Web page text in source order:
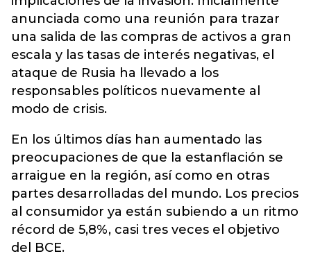
anunciada como una reunión para trazar
una salida de las compras de activos a gran
escala y las tasas de interés negativas, el
ataque de Rusia ha llevado a los
responsables políticos nuevamente al
modo de crisis.
En los últimos días han aumentado las
preocupaciones de que la estanflación se
arraigue en la región, así como en otras
partes desarrolladas del mundo. Los precios
al consumidor ya están subiendo a un ritmo
récord de 5,8%, casi tres veces el objetivo
del BCE.